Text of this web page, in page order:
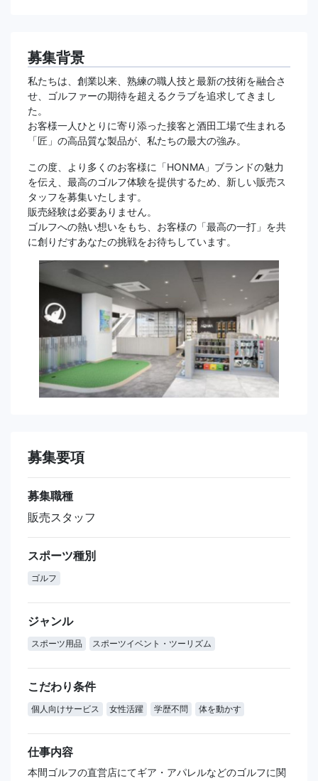
募集背景
私たちは、創業以来、熟練の職人技と最新の技術を融合さ
せ、ゴルファーの期待を超えるクラブを追求してきまし
た。
お客様一人ひとりに寄り添った接客と酒田工場で生まれる
「匠」の高品質な製品が、私たちの最大の強み。
この度、より多くのお客様に「HONMA」ブランドの魅力
を伝え、最高のゴルフ体験を提供するため、新しい販売ス
タッフを募集いたします。
販売経験は必要ありません。
ゴルフへの熱い想いをもち、お客様の「最高の一打」を共
に創りだすあなたの挑戦をお待ちしています。
募集要項
募集職種
販売スタッフ
スポーツ種別
ゴルフ
ジャンル
スポーツ用品 スポーツイベント・ツーリズム
こだわり条件
個人向けサービス 女性活躍 学歴不問 体を動かす
仕事内容
本間ゴルフの直営店にてギア・アパレルなどのゴルフに関